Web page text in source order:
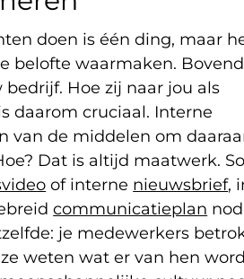
doen is één ding, maar
belofte waarmaken.
Hoe zij naar jou als
daarom cruciaal. Interne
van de middelen om
Dat is altijd maatwerk.
of interne nieuwsbrief,
communicatieplan
je medewerkers
weten wat er van hen